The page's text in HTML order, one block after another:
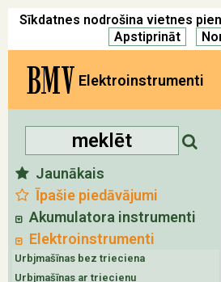
Sīkdatnes nodrošina vietnes
BMV Elektroinstrumenti
Jaunākais
Īpašie piedāvājumi
Akumulatora instrumenti
Elektroinstrumenti
Urbjmašīnas bez trieciena
Urbjmašīnas ar triecienu